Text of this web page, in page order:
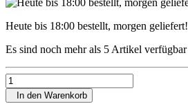
Heute bis 18:00 bestellt, morgen geliefert!
Es sind noch mehr als 5 Artikel verfügbar
In den Warenkorb